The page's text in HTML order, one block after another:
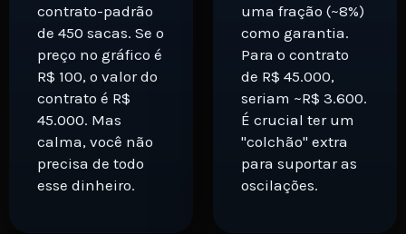
contrato-padrão
de 450 sacas. Se o
preço no gráfico é
R$ 100, o valor do
contrato é R$
45.000. Mas
calma, você não
precisa de todo
esse dinheiro.
uma fração (~8%)
como garantia.
Para o contrato
de R$ 45.000,
seriam ~R$ 3.600.
É crucial ter um
"colchão" extra
para suportar as
oscilações.